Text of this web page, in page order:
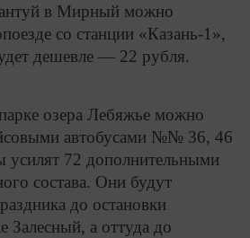
в Мирный можно
со станции «Казань-1»,
дешевле — 22 рубля.
озера Лебяжье можно
автобусами №№ 36, 46
72 дополнительными
состава. Они будут
до остановки
Залесный, а оттуда до